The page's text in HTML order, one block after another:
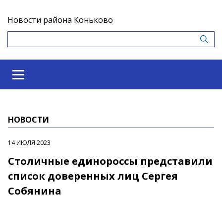
Новости района Коньково
НОВОСТИ
14 ИЮЛЯ 2023
Столичные единороссы представили
список доверенных лиц Сергея
Собянина